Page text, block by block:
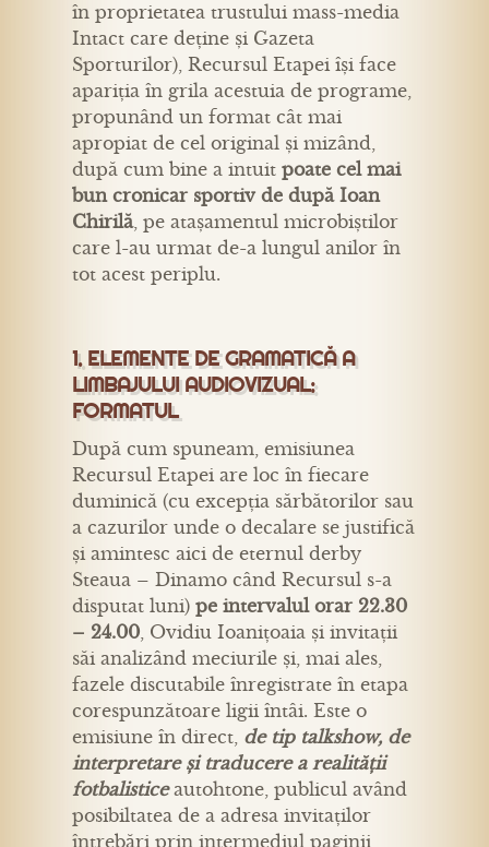
în proprietatea trustului mass-media
Intact care deține și Gazeta
Sporturilor), Recursul Etapei își face
apariția în grila acestuia de programe,
propunând un format cât mai
apropiat de cel original și mizând,
după cum bine a intuit poate cel mai
bun cronicar sportiv de după Ioan
Chirilă, pe atașamentul microbiștilor
care l-au urmat de-a lungul anilor în
tot acest periplu.
1. ELEMENTE DE GRAMATICĂ A
LIMBAJULUI AUDIOVIZUAL:
FORMATUL
După cum spuneam, emisiunea
Recursul Etapei are loc în fiecare
duminică (cu excepția sărbătorilor sau
a cazurilor unde o decalare se justifică
și amintesc aici de eternul derby
Steaua – Dinamo când Recursul s-a
disputat luni) pe intervalul orar 22.30
– 24.00, Ovidiu Ioanițoaia și invitații
săi analizând meciurile și, mai ales,
fazele discutabile înregistrate în etapa
corespunzătoare ligii întâi. Este o
emisiune în direct, de tip talkshow, de
interpretare și traducere a realității
fotbalisticeautohtone, publicul având
posibiltatea de a adresa invitaților
întrebări prin intermediul paginii